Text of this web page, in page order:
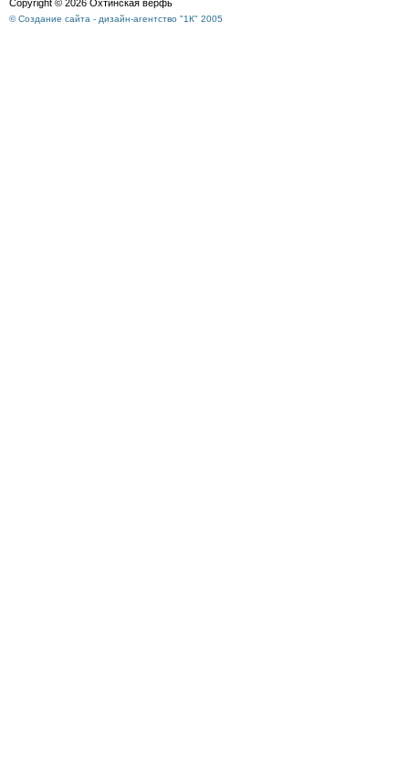
Copyright © 2026 Охтинская верфь
© Создание сайта - дизайн-агентство "1К" 2005